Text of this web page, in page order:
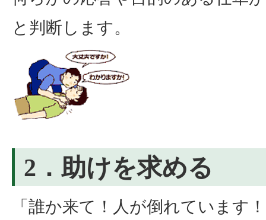
と判断します。
2．助けを求める
「誰か来て！人が倒れています